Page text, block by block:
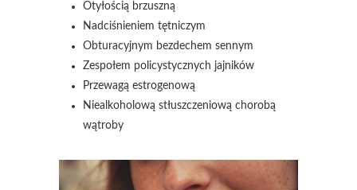
Otyłością brzuszną
Nadciśnieniem tętniczym
Obturacyjnym bezdechem sennym
Zespołem policystycznych jajników
Przewagą estrogenową
Niealkoholową stłuszczeniową chorobą
wątroby